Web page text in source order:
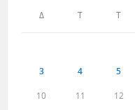
Δ Τ Τ
3 4 5
10 11 12